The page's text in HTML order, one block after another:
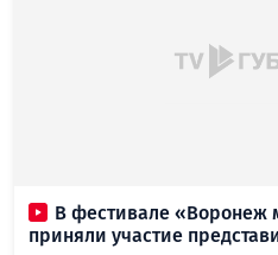
В фестивале «Воронеж
приняли участие